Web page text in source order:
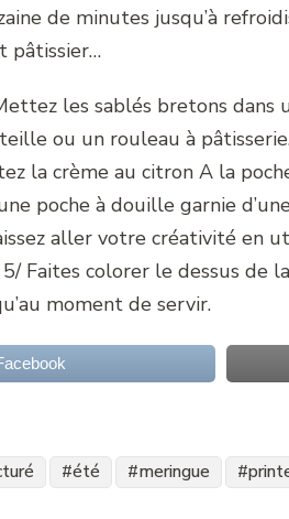
de minutes jusqu’à
pâtissier…
les sablés bretons dans
ou un rouleau à
la crème au citron A la
poche à douille garnie
aller votre créativité en
Faites colorer le dessus de
moment de servir.
été meringue